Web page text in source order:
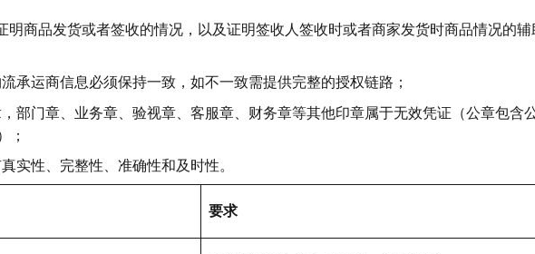
明商品发货或者签收的情况，以及证明签收人签收时或者商家发货时商品情况的辅
流承运商信息必须保持一致，如不一致需提供完整的授权链路；
，部门章、业务章、验视章、客服章、财务章等其他印章属于无效凭证（公章包含
；
实性、完整性、准确性和及时性。
要求